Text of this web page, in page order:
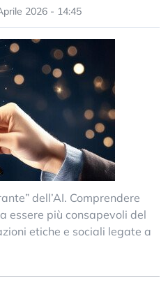
2026 - 14:45
dell’AI. Comprendere
essere più consapevoli del
etiche e sociali legate a